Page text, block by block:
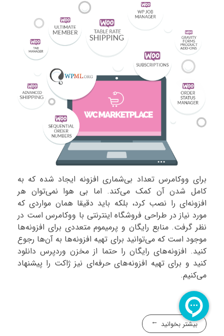
برای ووکامرس تعداد بی‌شماری افزونه ایجاد شده که به
کامل شدن آن کمک می‌کند. اما بی هوا نمی‌توان هر
افزونه‌ای را نصب کرد، بلکه باید دقیقا همان مواردی که
مورد نیاز در طراحی فروشگاه اینترنتی با ووکامرس است در
نظر گرفت. منابع رایگان و پرمیموم متعددی برای افزونه‌ها
موجود است که می‌توانید برای تهیه افزونه‌ها به آن‌ها رجوع
کنید. افزونه‌های رایگان را حتما از مخزن وردپرس دانلود
کنید و برای تهیه افزونه‌های حرفه‌ای نیز ژاکت را پیشنهاد
می‌کنیم.
بیشتر بخوانید